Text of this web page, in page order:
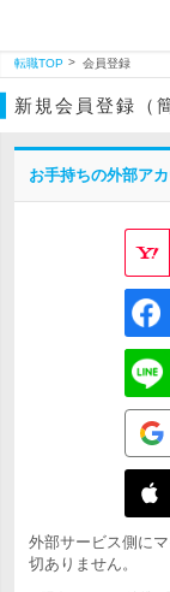
転職TOP 会員登録
新規会員登録（
お手持ちの外部ア
外部サービス側に
切ありません。